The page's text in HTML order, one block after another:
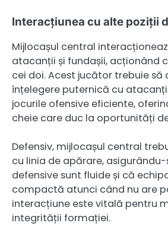
Interacțiunea cu alte poziții
Mijlocașul central
atacanții și fundașii, acționând
cei doi. Acest jucător trebuie să
înțelegere puternică cu
jocurile ofensive eficiente,
cheie care duc la oportunități
Defensiv, mijlocașul central
cu linia de apărare,
defensive sunt fluide și că
compactă atunci când nu are
interacțiune este vitală pentru
integrității formației.